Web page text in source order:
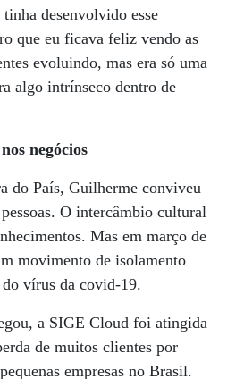
desenvolvido esse
que eu ficava feliz vendo as
evoluindo, mas era só uma
algo intrínseco dentro de
negócios
do País, Guilherme conviveu
O intercâmbio cultural
Mas em março de
movimento de isolamento
vírus da covid-19.
a SIGE Cloud foi atingida
de muitos clientes por
empresas no Brasil.